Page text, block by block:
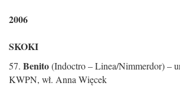
2006
SKOKI
57. Benito(Indoctro – Linea/Nimmerdor) –
KWPN, wł. Anna Więcek